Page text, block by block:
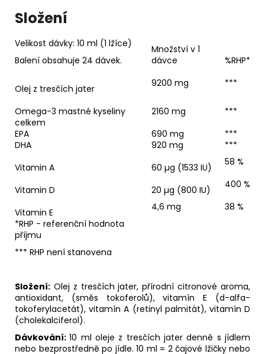
Složení
Velikost dávky: 10 ml (1 lžíce)
Balení obsahuje 24 dávek.
Množství v 1
dávce
%RHP*
Olej z tresčích jater 9200 mg ***
Omega-3 mastné kyseliny
celkem
2160 mg
***
EPA
690 mg
***
DHA
920 mg
***
Vitamin A
60 µg (1533 IU) 58 %
Vitamin D 20 µg (800 IU) 400 %
Vitamin E 4,6 mg
38 %
*RHP - referenční hodnota
příjmu
*** RHP není stanovena
Složení: Olej z tresčích jater, přírodní citronové aroma,
antioxidant, (směs tokoferolů), vitamín E (d-alfa-
tokoferylacetát), vitamín A (retinyl palmitát), vitamín D
(cholekalciferol).
Dávkování:10 ml oleje z tresčích jater denně s jídlem
nebo bezprostředně po jídle. 10 ml = 2 čajové lžičky nebo